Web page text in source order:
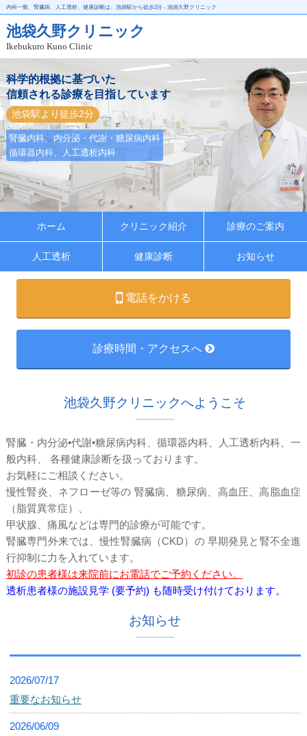
内科一般、腎臓病、人工透析、健康診断は、池袋駅から徒歩2分 - 池袋久野クリニック
池袋久野クリニック
Ikebukuro Kuno Clinic
科学的根拠に基づいた
信頼される診療を目指しています
池袋駅より徒歩2分
腎臓内科、内分泌・代謝・糖尿病内科
循環器内科、人工透析内科
ホーム クリニック紹介 診療のご案内
人工透析 健康診断 お知らせ
電話をかける
診療時間・アクセスへ
池袋久野クリニックへようこそ
腎臓・内分泌•代謝•糖尿病内科、循環器内科、人工透析内科、一
般内科、 各種健康診断を扱っております。
お気軽にご相談ください。
慢性腎炎、ネフローゼ等の 腎臓病、糖尿病、高血圧、高脂血症
（脂質異常症）、
甲状腺、痛風などは専門的診療が可能です。
腎臓専門外来では、慢性腎臓病（CKD）の 早期発見と腎不全進
行抑制に力を入れています。
初診の患者様は来院前にお電話でご予約ください。
透析患者様の施設見学 (要予約) も随時受け付けております。
お知らせ
2026/07/17
重要なお知らせ
2026/06/09